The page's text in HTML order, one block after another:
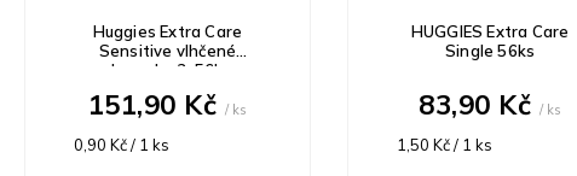
Huggies Extra Care
Sensitive vlhčené
ubrousky 3x56ks
151,90 Kč / ks
Měrná
0,90 Kč / 1 ks
HUGGIES Extra Care
Single 56ks
83,90 Kč / ks
Měrná
1,50 Kč / 1 ks